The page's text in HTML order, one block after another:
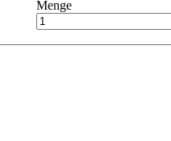
Menge